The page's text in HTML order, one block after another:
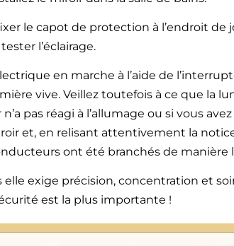
le capot de protection à l’endroit de
l’éclairage.
en marche à l’aide de
vive. Veillez toutefois à ce que la
pas réagi à l’allumage ou si vous
et, en relisant attentivement la
ont été branchés de manière
elle exige précision, concentration et
est la plus importante !